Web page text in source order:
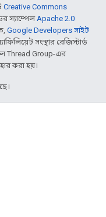
Creative Commons
স্যাম্পেলApache 2.0
Google Developers সাইট
সংস্থার রেজিস্টার্ড
হল Thread Group-এর
করা হয়।